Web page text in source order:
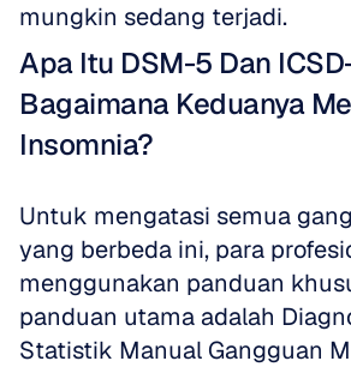
mungkin sedang terjadi.
Apa Itu DSM-5 Dan
Bagaimana Keduanya
Insomnia?
Untuk mengatasi semua
yang berbeda ini, para
menggunakan panduan
panduan utama adalah
Statistik Manual Gangguan